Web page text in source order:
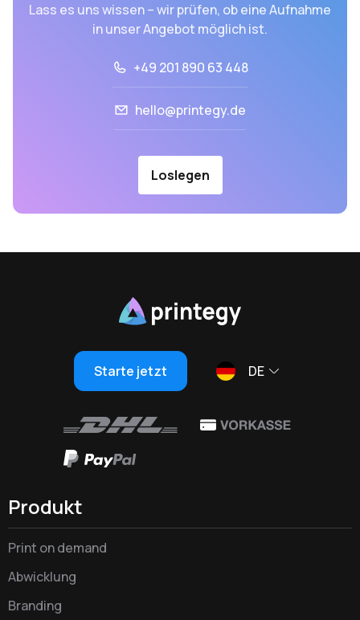
Lass es uns wissen – wir prüfen, ob eine Aufnahme
in unser Angebot möglich ist.
+49 201 890 63 448
hello@printegy.de
Loslegen
Starte jetzt DE
Produkt
Print on demand
Abwicklung
Branding